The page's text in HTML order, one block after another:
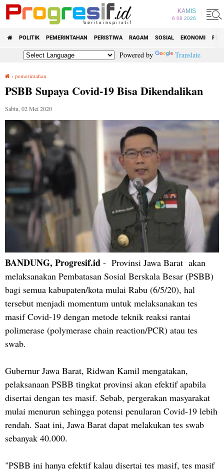
KAMIS
6 08 2026
POLITIK PEMERINTAHAN PERISTIWA RAGAM SOSIAL EKONOMI
Powered by Translate
› pemerintahan
PSBB Supaya Covid-19 Bisa Dikendalikan
Sabtu, 02 Mei 2020
BANDUNG, Progresif.id - Provinsi Jawa Barat akan
melaksanakan Pembatasan Sosial Berskala Besar (PSBB)
bagi semua kabupaten/kota mulai Rabu (6/5/20), hal
tersebut menjadi momentum untuk melaksanakan tes
masif Covid-19 dengan metode teknik reaksi rantai
polimerase (polymerase chain reaction/PCR) atau tes
swab.
Gubernur Jawa Barat, Ridwan Kamil mengatakan,
pelaksanaan PSBB tingkat provinsi akan efektif apabila
disertai dengan tes masif. Sebab, pergerakan masyarakat
mulai menurun sehingga potensi penularan Covid-19 lebih
rendah. Saat ini, Jawa Barat dapat melakukan tes swab
sebanyak 40.000.
"PSBB ini hanya efektif kalau disertai tes masif, tes masif